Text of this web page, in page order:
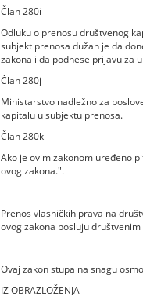
Član 280i
Odluku o prenosu društvenog
subjekt prenosa dužan je da
zakona i da podnese prijavu za
Član 280j
Ministarstvo nadležno za
kapitalu u subjektu prenosa.
Član 280k
Ako je ovim zakonom uređeno
ovog zakona.".
Prenos vlasničkih prava na
ovog zakona posluju
Ovaj zakon stupa na snagu
IZ OBRAZLOŽENJA